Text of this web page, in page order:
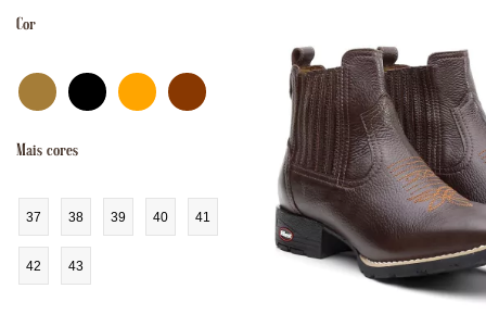
Cor
Mais cores
37 38 39 40 41
42 43